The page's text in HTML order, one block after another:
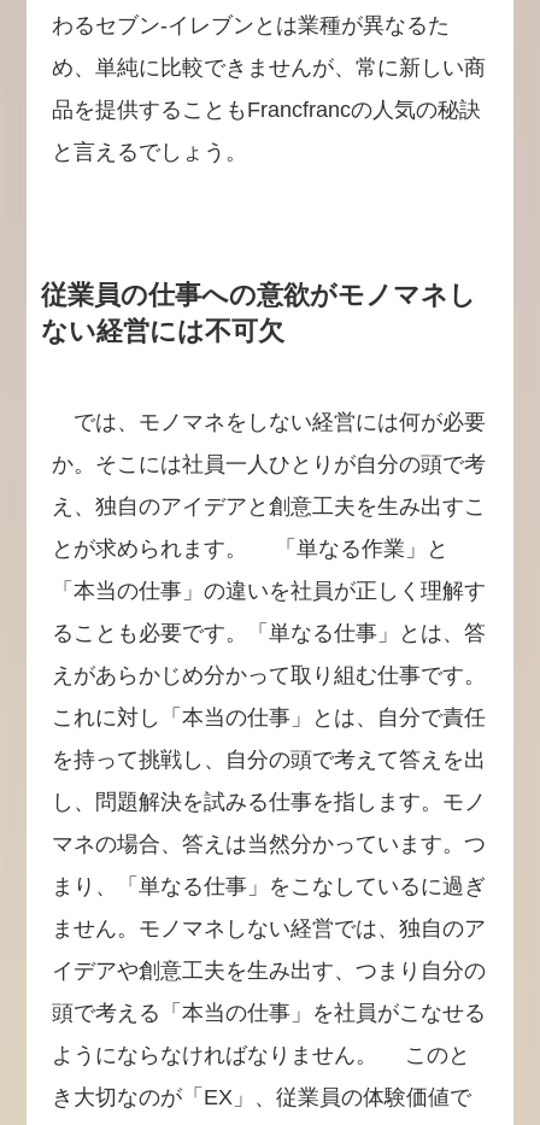
わるセブン-イレブンとは業種が異なるた
め、単純に比較できませんが、常に新しい商
品を提供することもFrancfrancの人気の秘訣
と言えるでしょう。
従業員の仕事への意欲がモノマネし
ない経営には不可欠
では、モノマネをしない経営には何が必要
か。そこには社員一人ひとりが自分の頭で考
え、独自のアイデアと創意工夫を生み出すこ
とが求められます。 「単なる作業」と
「本当の仕事」の違いを社員が正しく理解す
ることも必要です。「単なる仕事」とは、答
えがあらかじめ分かって取り組む仕事です。
これに対し「本当の仕事」とは、自分で責任
を持って挑戦し、自分の頭で考えて答えを出
し、問題解決を試みる仕事を指します。モノ
マネの場合、答えは当然分かっています。つ
まり、「単なる仕事」をこなしているに過ぎ
ません。モノマネしない経営では、独自のア
イデアや創意工夫を生み出す、つまり自分の
頭で考える「本当の仕事」を社員がこなせる
ようにならなければなりません。 このと
き大切なのが「EX」、従業員の体験価値で